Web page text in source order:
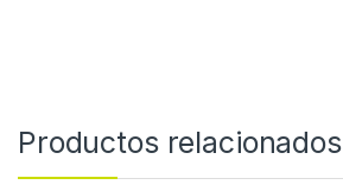
Productos relacionados